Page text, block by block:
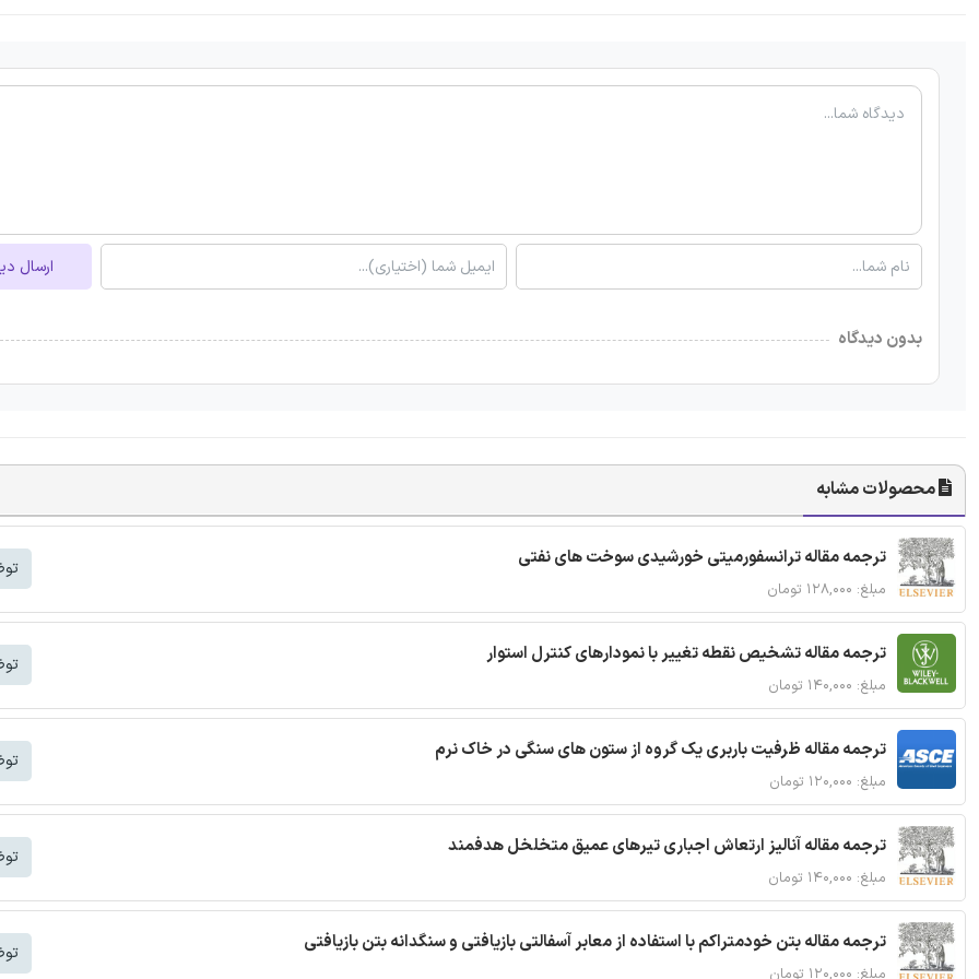
ارسال
بدون دیدگاه
محصولات مشابه
ترجمه مقاله ترانسفورمیتی خورشیدی سوخت های نفتی
مبلغ: ۱۲۸,۰۰۰ تومان
ترجمه مقاله تشخیص نقطه تغییر با نمودارهای کنترل استوار
مبلغ: ۱۴۰,۰۰۰ تومان
ترجمه مقاله ظرفیت باربری یک گروه از ستون های سنگی در خاک نرم
مبلغ: ۱۲۰,۰۰۰ تومان
ترجمه مقاله آنالیز ارتعاش اجباری تیرهای عمیق متخلخل هدفمند
مبلغ: ۱۴۰,۰۰۰ تومان
ترجمه مقاله بتن خودمتراکم با استفاده از معابر آسفالتی بازیافتی و سنگدانه بتن بازیافتی
مبلغ: ۱۲۰,۰۰۰ تومان